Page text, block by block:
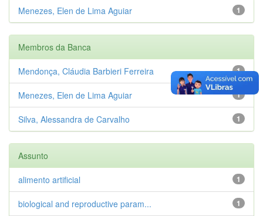
1
Menezes, Elen de Lima Aguiar
Membros da Banca
1
Mendonça, Cláudia Barbieri Ferreira
1
Menezes, Elen de Lima Aguiar
1
Silva, Alessandra de Carvalho
Assunto
1
alimento artificial
1
biological and reproductive param...